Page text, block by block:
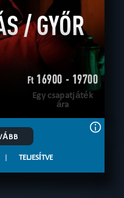
/ GYŐR
Ft16900 - 19700
Egy csapatjáték
ára
| TELJESÍTVE